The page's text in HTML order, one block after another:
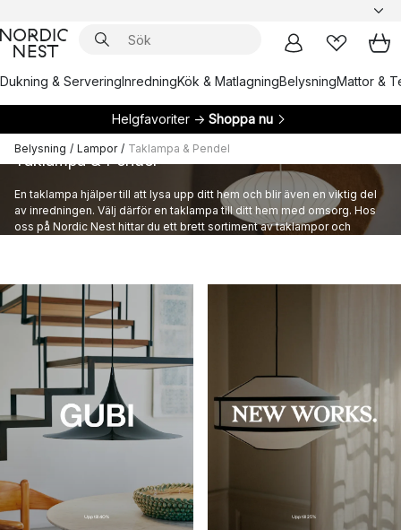
Dukning & ServeringInredningKök & MatlagningBelysningMattor &
Helgfavoriter → Shoppa nu
Belysning / Lampor / Taklampa & Pendel
Taklampa & Pendel
En taklampa hjälper till att lysa upp ditt hem och blir även en viktig del
av inredningen. Välj därför en taklampa till ditt hem med omsorg. Hos
oss på Nordic Nest hittar du ett brett sortiment av taklampor och
Upp till40% Upp till25%